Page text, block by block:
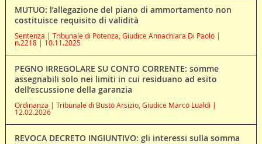
MUTUO: l’allegazione del piano di ammortamento non
costituisce requisito di validità
Sentenza | Tribunale di Potenza, Giudice Annachiara Di Paolo |
n.2218 | 10.11.2025
PEGNO IRREGOLARE SU CONTO CORRENTE: somme
assegnabili solo nei limiti in cui residuano ad esito
dell’escussione della garanzia
Ordinanza | Tribunale di Busto Arsizio, Giudice Marco Lualdi |
12.02.2026
REVOCA DECRETO INGIUNTIVO: gli interessi sulla somma